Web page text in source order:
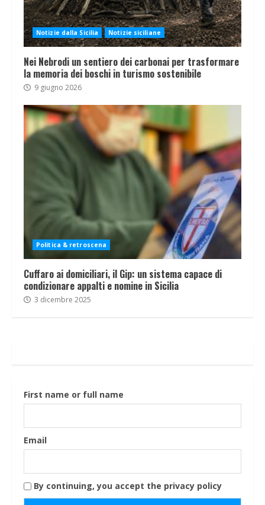
Notizie dalla Sicilia Notizie siciliane
Nei Nebrodi un sentiero dei carbonai per trasformare
la memoria dei boschi in turismo sostenibile
9 giugno 2026
Politica & retroscena
Cuffaro ai domiciliari, il Gip: un sistema capace di
condizionare appalti e nomine in Sicilia
3 dicembre 2025
First name or full name
Email
By continuing, you accept the privacy policy